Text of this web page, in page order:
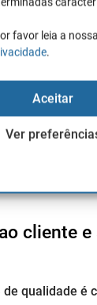
favor leia a nossa
.
Aceitar
Ver
de trading
transacção,
cliente
qualidade é